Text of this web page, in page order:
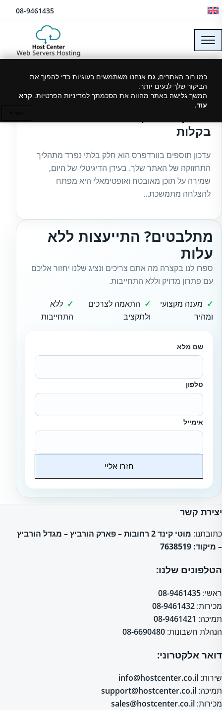
דלג לתוכן 08-9461435
כמו רוב האתרים, גם אנחנו משתמשים בעוגיות כדי להפוך את
הביקור שלך לנעים יותר.
המשך גלישה באתר מהווה את הסכמתך למדיניות הפרטיות. קרא
עוד.
27/03/2025
בקלות
עדכון תוספים בוורדפרס הוא חלק בלתי נפרד מתהליך
התחזוקה של האתר שלך. בעידן הדיגיטלי של היום,
שמירה על תוכן מאובטח ואופטימאלי היא מפתח
להצלחה מתמשכת...
מתלבטים? התייעצות ללא
עלות
ספרו לנו בקצרה מה אתם צריכים ונציג שלנו יחזור אליכם
עם פתרון מדויק וללא התחייבות.
מענה מקצועי
ומהיר
התאמה לצרכים
ולתקציב
ללא
התחייבות
שם מלא
טלפון
אימייל
חזרו אליי
יצירת קשר
כתובתנו:
מוטי קינד 2 רחובות – פארק הורביץ – מגדל הורביץ
– מיקוד: 7638519
הטלפונים שלנו:
ראשי: 08-9461435
מכירות: 08-9461432
תמיכה: 08-9461421
הנהלת חשבונות: 08-6690480
דואר אלקטרוני:
שירות: info@hostcenter.co.il
תמיכה: support@hostcenter.co.il
מכירות: sales@hostcenter.co.il